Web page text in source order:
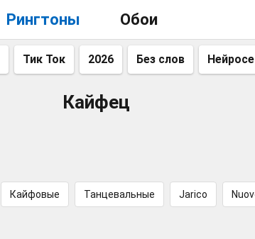
Рингтоны Обои
Тик Ток 2026 Без слов
Кайфец
Кайфовые Танцевальные Jarico